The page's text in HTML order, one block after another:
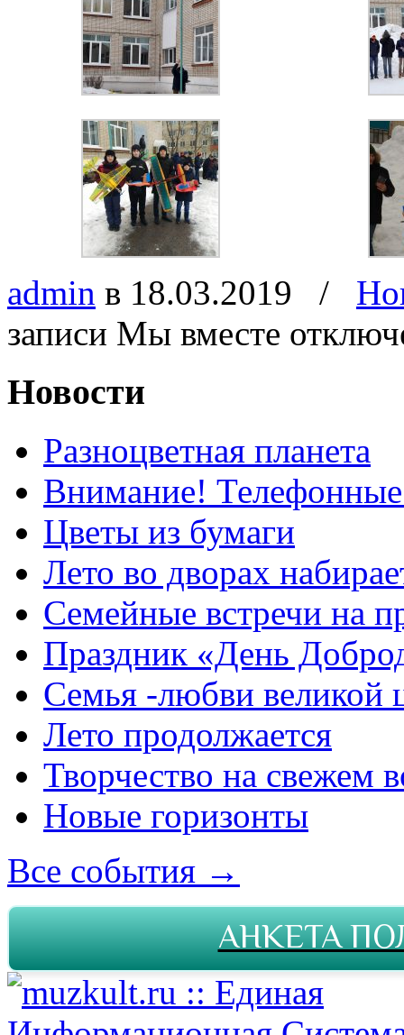
admin в 18.03.2019 /
записи Мы вместе
Новости
Разноцветная планета
Внимание!
Цветы из бумаги
Лето во дворах
Семейные встречи на
Праздник «День
Семья -любви великой
Лето продолжается
Творчество на свежем
Новые горизонты
Все события →
АНКЕТА